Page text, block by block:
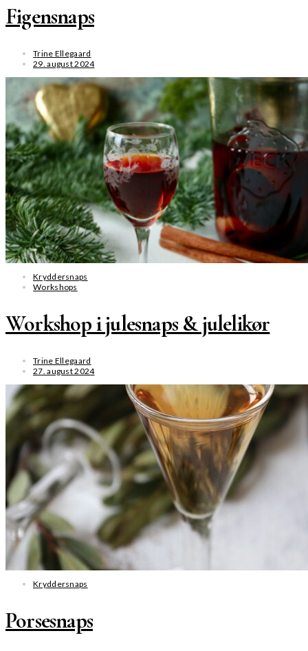
Figensnaps
Trine Ellegaard
29. august 2024
SE MERE
Kryddersnaps
Workshops
Workshop i julesnaps & julelikør
Trine Ellegaard
27. august 2024
SE MERE
Kryddersnaps
Porsesnaps